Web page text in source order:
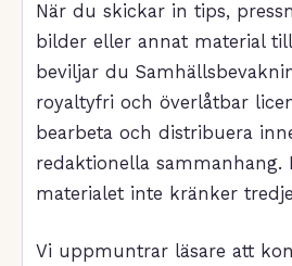
När du skickar in tips,
bilder eller annat material
beviljar du
royaltyfri och överlåtbar
bearbeta och distribuera
redaktionella sammanhang.
materialet inte kränker
Vi uppmuntrar läsare att